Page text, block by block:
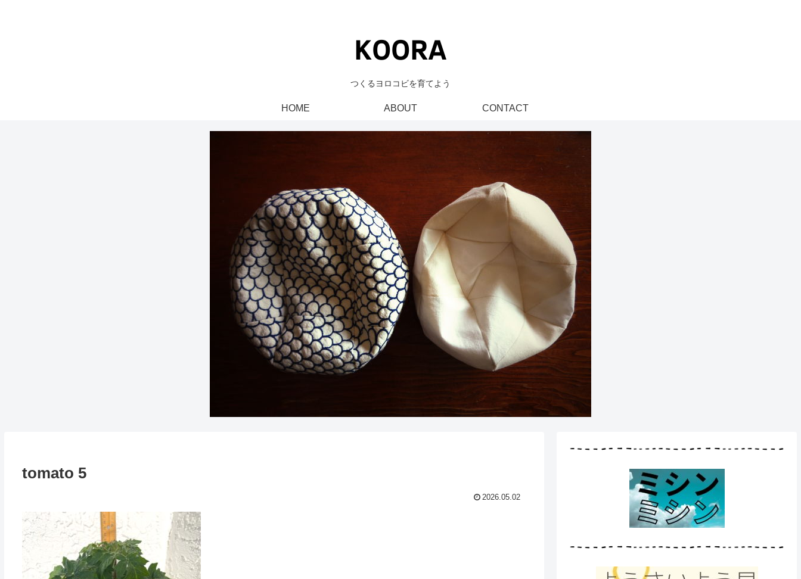
つくるヨロコビを育てよう
HOME ABOUT CONTACT
tomato 5
2026.05.02